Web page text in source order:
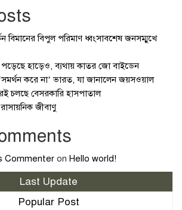
বিমানের বিপুল পরিমাণ ধ্বংসাবশেষ জনসম্মুখে
পড়েছে হাড়েও, ব্যথায় কাতর জো বাইডেন
করে না’ ভারত, যা জানালেন জয়সওয়াল
চলছে বেসরকারি হাসপাতাল
জীবাণু
Commenter on Hello world!
Last Update
Popular Post